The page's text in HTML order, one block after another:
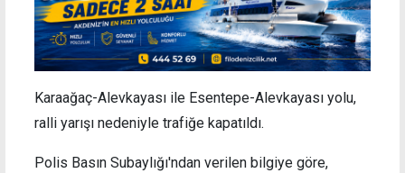
Karaağaç-Alevkayası ile Esentepe-Alevkayası yolu,
ralli yarışı nedeniyle trafiğe kapatıldı.
Polis Basın Subaylığı'ndan verilen bilgiye göre,